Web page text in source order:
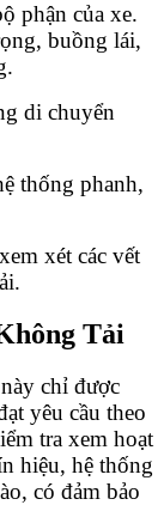
phận của xe.
buồng lái,
di chuyển
thống phanh,
xét các vết
Tải
chỉ được
yêu cầu theo
tra xem hoạt
hiệu, hệ thống
có đảm bảo